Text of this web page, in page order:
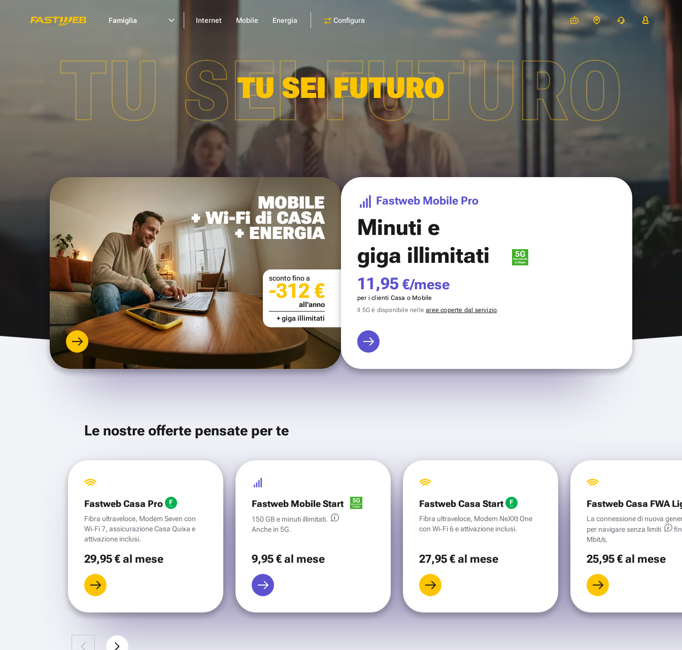
Famiglia Internet Mobile Energia Configura
TU SEI FUTURO
TU SEI FUTURO
MOBILE
+ Wi-Fi di CASA
+ ENERGIA
sconto fino a
-312 €
all'anno
+ giga illimitati
Fastweb Mobile Pro
Minuti e
giga illimitati
11,95 €/mese
per i clienti Casa o Mobile
Il 5G è disponibile nellearee coperte dal servizio.
Le nostre offerte pensate per te
Fastweb Casa Pro
Fibra ultraveloce, Modem Seven con
Wi‑Fi 7, assicurazione Casa Quixa e
attivazione inclusi.
29,95 €al mese
Fastweb Mobile Start
150 GB e minuti illimitati.
Anche in 5G.
9,95 €al mese
Fastweb Casa Start
Fibra ultraveloce, Modem NeXXt One
con Wi‑Fi 6 e attivazione inclusi.
27,95 €al mese
Fastweb Casa FWA
La connessione di nuova
per navigare senza limiti
Mbit/s.
25,95 €al mese